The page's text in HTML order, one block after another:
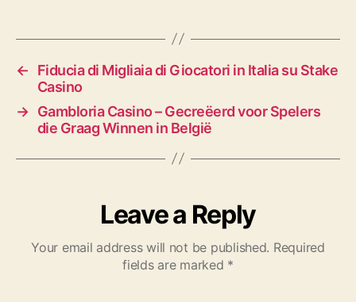
←
Fiducia di Migliaia di Giocatori in Italia su Stake
Casino
→ Gambloria Casino – Gecreëerd voor Spelers
die Graag Winnen in België
Leave a Reply
Your email address will not be published. Required
fields are marked *